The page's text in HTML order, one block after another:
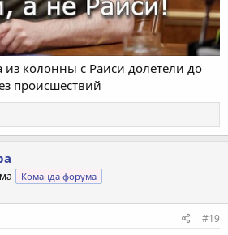
из колонны с Раиси долетели до
происшествий
Команда форума
#19